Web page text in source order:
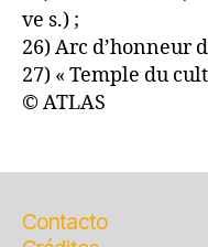
ve s.) ;
26) Arc d’honneur
27) « Temple du
© ATLAS
Contacto